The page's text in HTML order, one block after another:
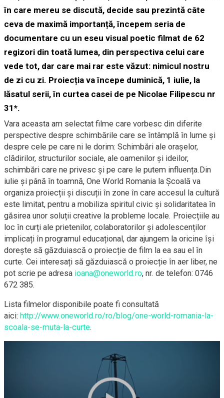
în care mereu se discută, decide sau prezintă câte
ceva de maximă importanță, începem seria de
documentare cu un eseu visual poetic filmat de 62
regizori din toată lumea, din perspectiva celui care
vede tot, dar care mai rar este văzut: nimicul nostru
de zi cu zi. Proiecția va începe duminică, 1 iulie, la
lăsatul serii, în curtea casei de pe Nicolae Filipescu nr
31*.
Vara aceasta am selectat filme care vorbesc din diferite
perspective despre schimbările care se întâmplă în lume și
despre cele pe care ni le dorim: Schimbări ale orașelor,
clădirilor, structurilor sociale, ale oamenilor și ideilor,
schimbări care ne privesc și pe care le putem influența.Din
iulie și până în toamnă, One World Romania la Școală va
organiza proiecții și discuții în zone în care accesul la cultură
este limitat, pentru a mobiliza spiritul civic și solidaritatea în
găsirea unor soluții creative la probleme locale. Proiecțiile au
loc în curți ale prietenilor, colaboratorilor și adolescenților
implicați în programul educațional, dar ajungem la oricine își
dorește să găzduiască o proiecție de film la ea sau el în
curte. Cei interesați să găzduiască o proiecție în aer liber, ne
pot scrie pe adresa ioana@oneworld.ro, nr. de telefon: 0746
672 385.
Lista filmelor disponibile poate fi consultată
aici: http://www.oneworld.ro/ro/blog/one-world-romania-la-
scoala-se-muta-la-curte.